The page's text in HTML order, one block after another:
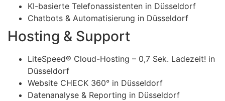
KI-basierte Telefonassistenten in Düsseldorf
Chatbots & Automatisierung in Düsseldorf
Hosting & Support
LiteSpeed® Cloud-Hosting – 0,7 Sek. Ladezeit! in
Düsseldorf
Website CHECK 360° in Düsseldorf
Datenanalyse & Reporting in Düsseldorf